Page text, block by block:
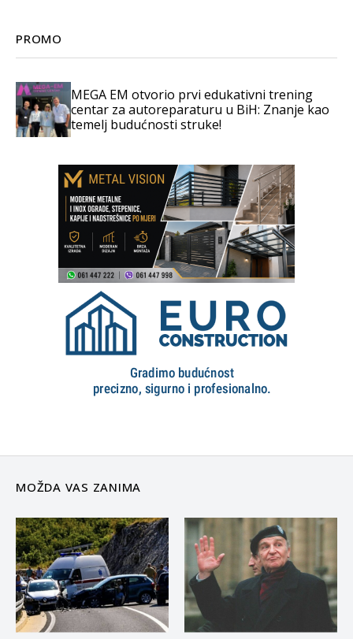
PROMO
MEGA EM otvorio prvi edukativni trening
centar za autoreparaturu u BiH: Znanje kao
temelj budućnosti struke!
MOŽDA VAS ZANIMA